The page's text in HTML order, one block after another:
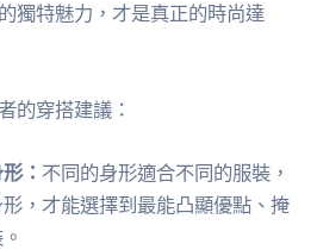
獨特魅力，才是真正的時尚達
的穿搭建議：
： 不同的身形適合不同的服裝，
，才能選擇到最能凸顯優點、掩